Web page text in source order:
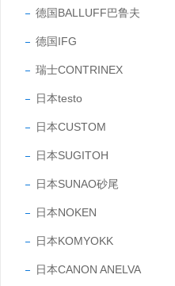
德国BALLUFF巴鲁夫
德国IFG
瑞士CONTRINEX
日本testo
日本CUSTOM
日本SUGITOH
日本SUNAO砂尾
日本NOKEN
日本KOMYOKK
日本CANON ANELVA